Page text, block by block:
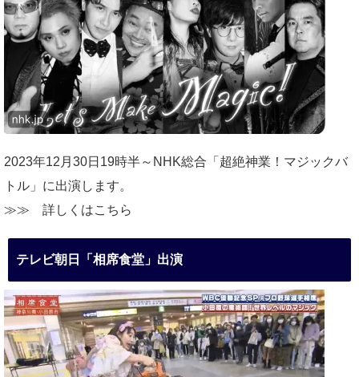
2023年12月30日19時半～NHK総合「超絶神業！マジックバ
トル」に出演します。
≫≫ 詳しくはこちら
テレビ朝日「相席食堂」出演